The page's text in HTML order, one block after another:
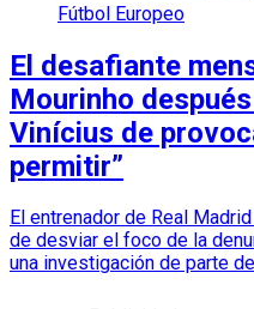
Fútbol Europeo
El desafiante
Mourinho
Vinícius de
permitir”
El entrenador de Real
de desviar el foco de la
una investigación de parte de